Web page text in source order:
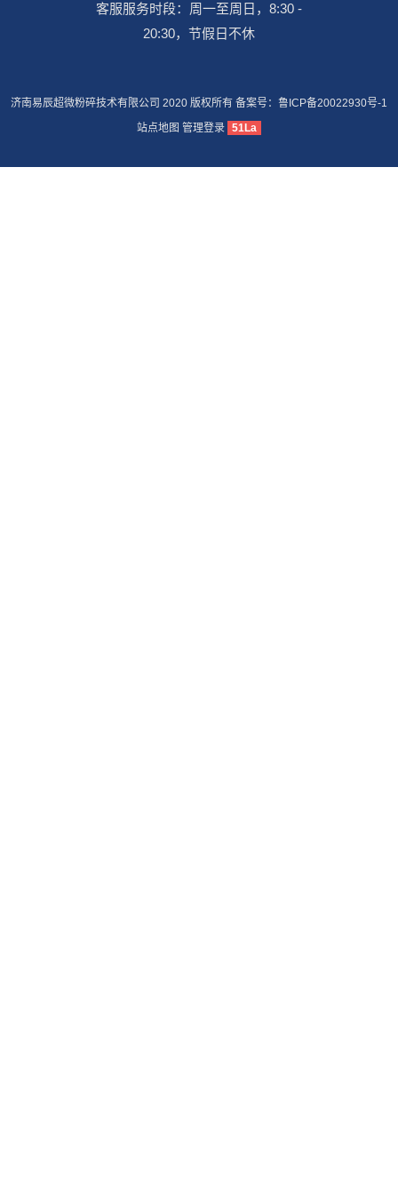
客服服务时段：周一至周日，8:30 -
20:30，节假日不休
济南易辰超微粉碎技术有限公司 2020 版权所有 备案号： 鲁ICP备20022930号-1
站点地图 管理登录 51La